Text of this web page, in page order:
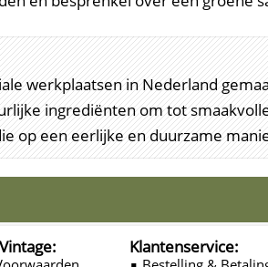
werkplaatsen in Nederland
ingrediënten om tot
op een eerlijke en duurzame
Klantenservice: